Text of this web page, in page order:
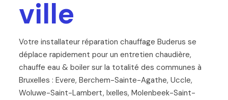
ville
Votre installateur réparation chauffage Buderus se
déplace rapidement pour un entretien chaudière,
chauffe eau & boiler sur la totalité des communes à
Bruxelles : Evere, Berchem-Sainte-Agathe, Uccle,
Woluwe-Saint-Lambert, Ixelles, Molenbeek-Saint-